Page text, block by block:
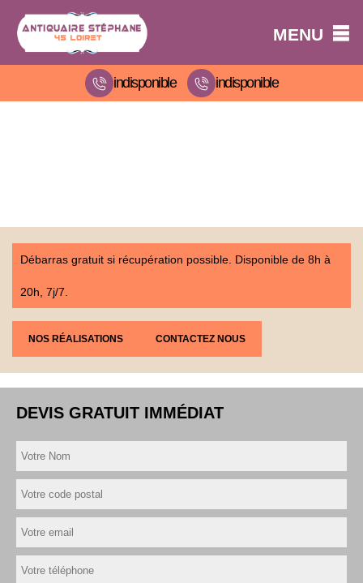
MENU
indisponible indisponible
Débarras gratuit si récupération possible. Disponible de 8h à
20h, 7j/7.
NOS RÉALISATIONS CONTACTEZ NOUS
DEVIS GRATUIT IMMÉDIAT